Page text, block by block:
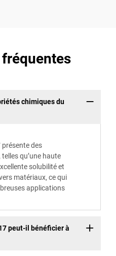
chimiques du
présente des
qu’une haute
solubilité et
matériaux, ce qui
applications
peut-il bénéficier à